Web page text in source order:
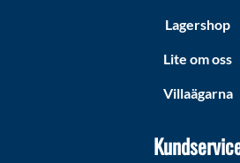
Lagershop
Lite om oss
Villaägarna